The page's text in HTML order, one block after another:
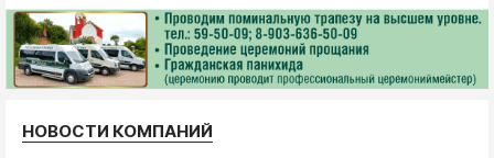
НОВОСТИ КОМПАНИЙ